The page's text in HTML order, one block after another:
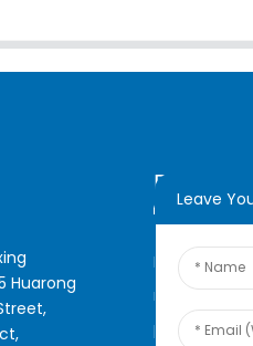
Huarong
Pour toute
produits ou
Leave